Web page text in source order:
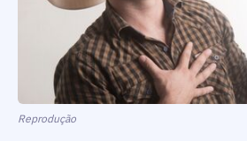
Reprodução